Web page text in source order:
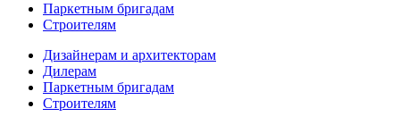
Паркетным бригадам
Строителям
Дизайнерам и архитекторам
Дилерам
Паркетным бригадам
Строителям